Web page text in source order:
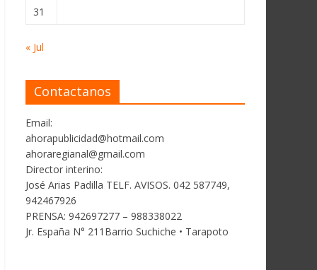
31
« Jul
Contactanos
Email:
ahorapublicidad@hotmail.com
ahoraregianal@gmail.com
Director interino:
José Arias Padilla TELF. AVISOS. 042 587749,
942467926
PRENSA: 942697277 – 988338022
Jr. España N° 211Barrio Suchiche • Tarapoto